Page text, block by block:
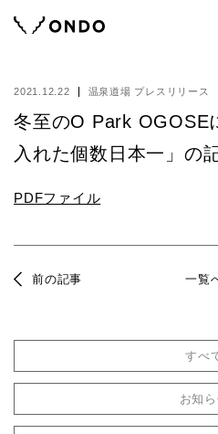
2021.12.22 温泉道場 プレスリリース
冬至のO Park OGOSE
入れた個数日本一」の
PDFファイル
前の記事 一覧
すべ
お知